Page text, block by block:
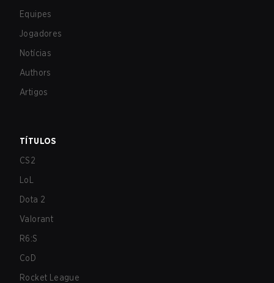
Equipes
Jogadores
Notícias
Authors
Artigos
TÍTULOS
CS2
LoL
Dota 2
Valorant
R6:S
CoD
Rocket League